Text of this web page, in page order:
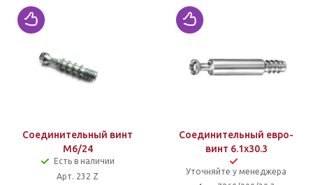
Соединительный винт
М6/24
Есть в наличии
Арт. 232 Z
Соединительный евро-
винт 6.1х30.3
Уточняйте у менеджера